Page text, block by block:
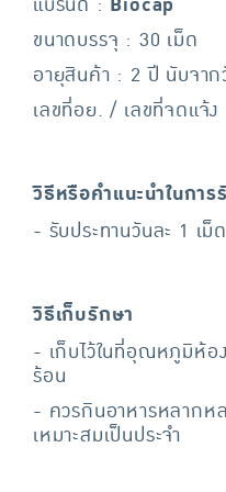
ขนาดบรรจุ : 30 เม็ด
อายุสินค้า : 2 ปี นับจา
เลขที่อย. / เลขที่จดแจ้
วิธีหรือคำแนะนำในการ
- รับประทานวันละ 1 เม็
วิธีเก็บรักษา
- เก็บไว้ในที่อุณหภูมิห้อ
ร้อน
- ควรกินอาหารหลากห
เหมาะสมเป็นประจำ